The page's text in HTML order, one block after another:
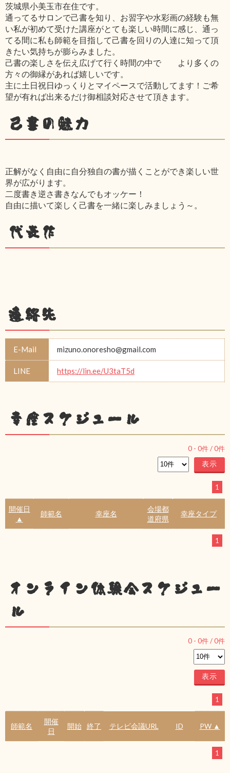
茨城県小美玉市在住です。
通ってるサロンで己書を知り、お習字や水彩画の経験も無
い私が初めて受けた講座がとても楽しい時間に感じ、通っ
てる間に私も師範を目指して己書を回りの人達に知って頂
きたい気持ちが膨らみました。
己書の楽しさを伝え広げて行く時間の中で より多くの
方々の御縁があれば嬉しいです。
主に土日祝日ゆっくりとマイペースで活動してます！ご希
望が有れば出来るだけ御相談対応させて頂きます。
己書の魅力
正解がなく自由に自分独自の書が描くことができ楽しい世
界が広がります。
二度書き逆さ書きなんでもオッケー！
自由に描いて楽しく己書を一緒に楽しみましょう～。
代表作
連絡先
E-Mail mizuno.onoresho@gmail.com
LINE https://lin.ee/U3taT5d
幸座スケジュール
0 - 0件 /0件
1
開催日
▲
師範名 幸座名
会場都
道府県
幸座タイプ
1
オンライン体験会スケジュー
ル
0 - 0件 /0件
1
師範名
開催
日
開始 終了 テレビ会議URL ID PW ▲
1